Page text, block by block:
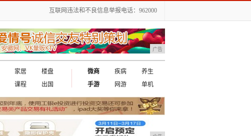
互联网违法和不良信息举报电话：962000
广告
家居
楼盘
课程 出国
微商 疾病
养生
手游
网游 单机